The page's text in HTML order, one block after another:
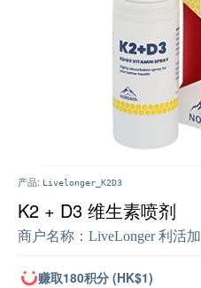
产品: Livelonger_K2D3
K2 + D3 维生素喷剂
商户名称： LiveLonger 利活加
赚取180积分 (HK$1)